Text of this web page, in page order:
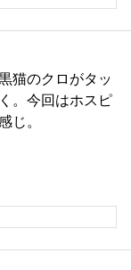
猫のクロがタッ
。今回はホスピ
じ。